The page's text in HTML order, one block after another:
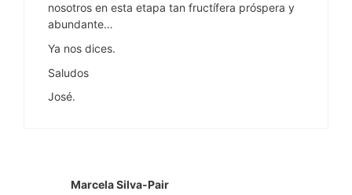
nosotros en esta etapa tan fructífera próspera y
abundante…
Ya nos dices.
Saludos
José.
Marcela Silva-Pair